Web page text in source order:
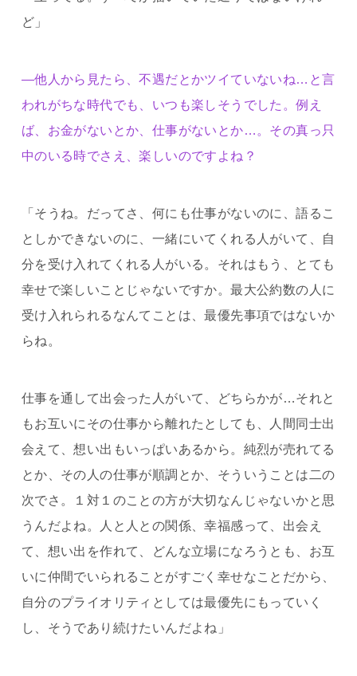
ど」
―他人から見たら、不遇だとかツイていないね…と言
われがちな時代でも、いつも楽しそうでした。例え
ば、お金がないとか、仕事がないとか…。その真っ只
中のいる時でさえ、楽しいのですよね？
「そうね。だってさ、何にも仕事がないのに、語るこ
としかできないのに、一緒にいてくれる人がいて、自
分を受け入れてくれる人がいる。それはもう、とても
幸せで楽しいことじゃないですか。最大公約数の人に
受け入れられるなんてことは、最優先事項ではないか
らね。
仕事を通して出会った人がいて、どちらかが…それと
もお互いにその仕事から離れたとしても、人間同士出
会えて、想い出もいっぱいあるから。純烈が売れてる
とか、その人の仕事が順調とか、そういうことは二の
次でさ。１対１のことの方が大切なんじゃないかと思
うんだよね。人と人との関係、幸福感って、出会え
て、想い出を作れて、どんな立場になろうとも、お互
いに仲間でいられることがすごく幸せなことだから、
自分のプライオリティとしては最優先にもっていく
し、そうであり続けたいんだよね」